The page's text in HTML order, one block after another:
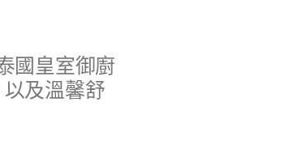
國皇室御廚
及溫馨舒